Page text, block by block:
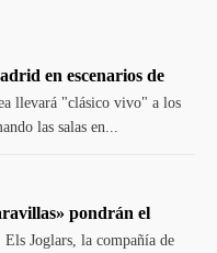
en escenarios de
llevará "clásico vivo" a los
las salas en...
pondrán el
Els Joglars, la compañía de